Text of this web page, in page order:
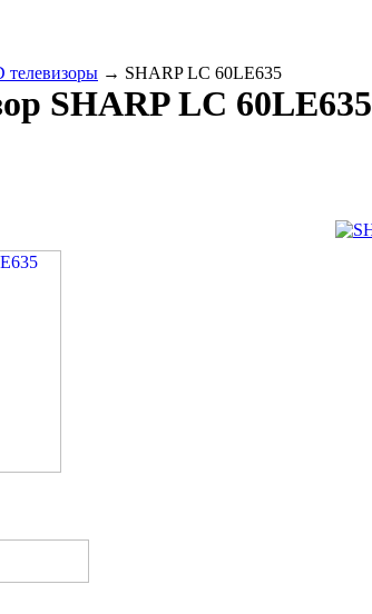
телевизоры → SHARP LC 60LE635
SHARP LC 60LE635